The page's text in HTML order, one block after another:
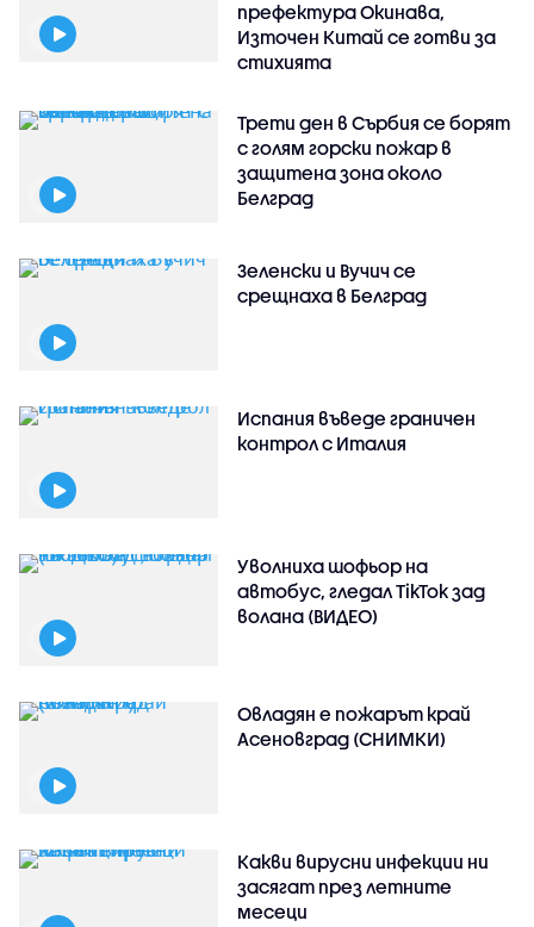
префектура Окинава,
Източен Китай се готви за
стихията
Трети ден в Сърбия се борят
с голям горски пожар в
защитена зона около
Белград
Зеленски и Вучич се
срещнаха в Белград
Испания въведе граничен
контрол с Италия
Уволниха шофьор на
автобус, гледал TikTok зад
волана (ВИДЕО)
Овладян е пожарът край
Асеновград (СНИМКИ)
Какви вирусни инфекции ни
засягат през летните
месеци